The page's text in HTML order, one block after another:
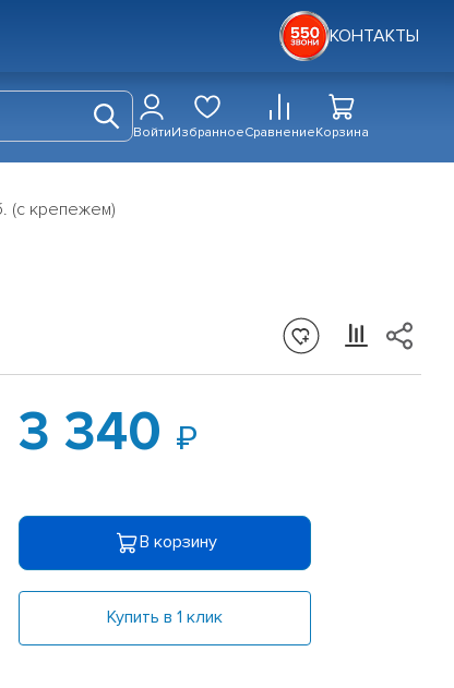
КОНТАКТЫ
ВойтиИзбранноеСравнениеКорзина
(с крепежем)
3 340
В корзину
Купить в 1 клик